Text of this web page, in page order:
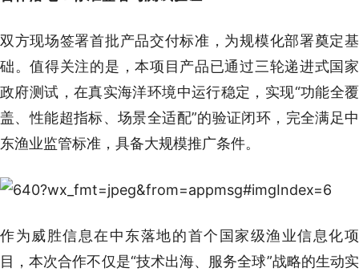
双方现场签署首批产品交付标准，为规模化部署奠定基
础。值得关注的是，本项目产品已通过三轮递进式国家
政府测试，在真实海洋环境中运行稳定，实现“功能全覆
盖、性能超指标、场景全适配”的验证闭环，完全满足中
东渔业监管标准，具备大规模推广条件。
作为威胜信息在中东落地的首个国家级渔业信息化项
目，本次合作不仅是“技术出海、服务全球”战略的生动实